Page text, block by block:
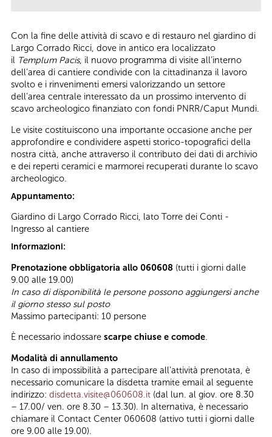
Con la fine delle attività di scavo e di restauro nel giardino di
Largo Corrado Ricci, dove in antico era localizzato
il Templum Pacis, il nuovo programma di visite all’interno
dell’area di cantiere condivide con la cittadinanza il lavoro
svolto e i rinvenimenti emersi valorizzando un settore
dell’area centrale interessato da un prossimo intervento di
scavo archeologico finanziato con fondi PNRR/Caput Mundi.
Le visite costituiscono una importante occasione anche per
approfondire e condividere aspetti storico-topografici della
nostra città, anche attraverso il contributo dei dati di archivio
e dei reperti ceramici e marmorei recuperati durante lo scavo
archeologico.
Appuntamento:
Giardino di Largo Corrado Ricci, lato Torre dei Conti -
Ingresso al cantiere
Informazioni:
Prenotazione obbligatoria allo 060608 (tutti i giorni dalle
9.00 alle 19.00)
In caso di disponibilità le persone possono aggiungersi anche
il giorno stesso sul posto
Massimo partecipanti: 10 persone
È necessario indossare scarpe chiuse e comode.
Modalità di annullamento
In caso di impossibilità a partecipare all’attività prenotata, è
necessario comunicare la disdetta tramite email al seguente
indirizzo: disdetta.visite@060608.it (dal lun. al giov. ore 8.30
– 17.00/ ven. ore 8.30 – 13.30). In alternativa, è necessario
chiamare il Contact Center 060608 (attivo tutti i giorni dalle
ore 9.00 alle 19.00).